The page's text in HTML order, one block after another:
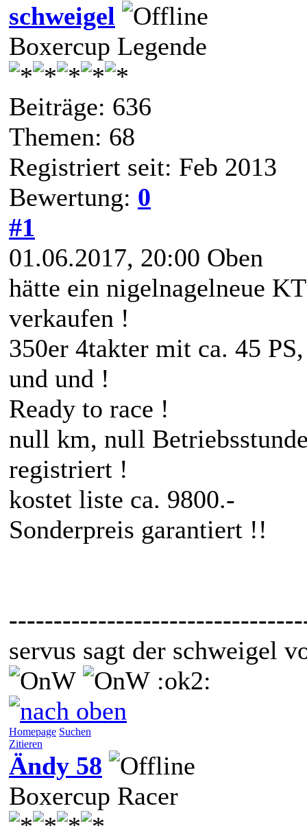
schweigel
Boxercup Legende
Beiträge: 636
Themen: 68
Registriert seit: Feb 2013
Bewertung: 0
#1
01.06.2017, 20:00 Oben
hätte ein nigelnagelneue
verkaufen !
350er 4takter mit ca. 45
und und !
Ready to race !
null km, null
registriert !
kostet liste ca. 9800.-
Sonderpreis garantiert !!
servus sagt der schweigel
:ok2:
Homepage Suchen
Zitieren
Ändy 58
Boxercup Racer